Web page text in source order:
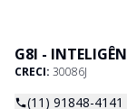
G8I -
CRECI: 30086J
(11) 91848-4141